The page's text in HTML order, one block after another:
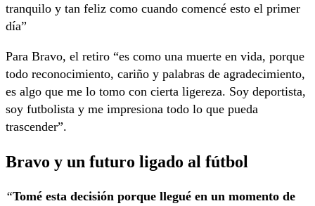
tranquilo y tan feliz como cuando comencé esto el primer
día”
Para Bravo, el retiro “es como una muerte en vida, porque
todo reconocimiento, cariño y palabras de agradecimiento,
es algo que me lo tomo con cierta ligereza. Soy deportista,
soy futbolista y me impresiona todo lo que pueda
trascender”.
Bravo y un futuro ligado al fútbol
“Tomé esta decisión porque llegué en un momento de